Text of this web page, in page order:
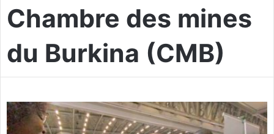
Chambre des mines
du Burkina (CMB)